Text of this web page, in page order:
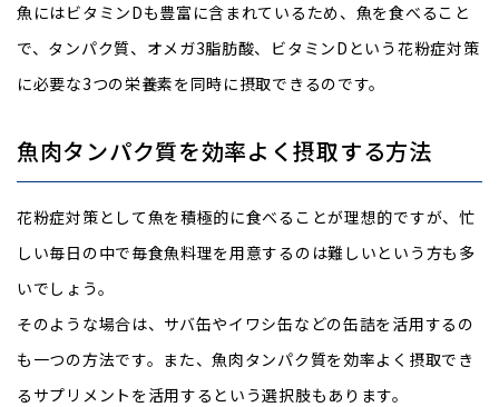
魚にはビタミンDも豊富に含まれているため、魚を食べること
で、タンパク質、オメガ3脂肪酸、ビタミンDという花粉症対策
に必要な3つの栄養素を同時に摂取できるのです。
魚肉タンパク質を効率よく摂取する方法
花粉症対策として魚を積極的に食べることが理想的ですが、忙
しい毎日の中で毎食魚料理を用意するのは難しいという方も多
いでしょう。
そのような場合は、サバ缶やイワシ缶などの缶詰を活用するの
も一つの方法です。また、魚肉タンパク質を効率よく摂取でき
るサプリメントを活用するという選択肢もあります。